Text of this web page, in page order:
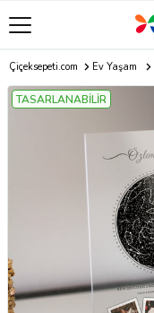
Çiçeksepeti.com Ev Yaşam
TASARLANABİLİR